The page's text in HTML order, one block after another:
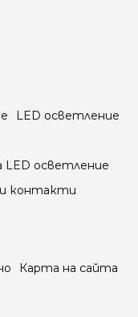
LED осветление
LED осветление
контакти
Карта на сайта